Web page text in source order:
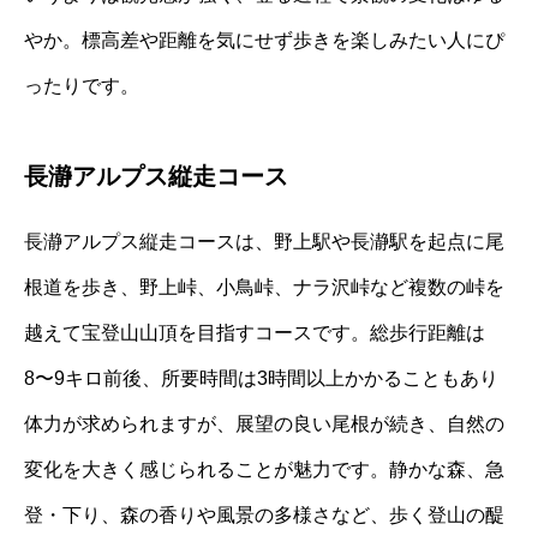
やか。標高差や距離を気にせず歩きを楽しみたい人にぴ
ったりです。
長瀞アルプス縦走コース
長瀞アルプス縦走コースは、野上駅や長瀞駅を起点に尾
根道を歩き、野上峠、小鳥峠、ナラ沢峠など複数の峠を
越えて宝登山山頂を目指すコースです。総歩行距離は
8〜9キロ前後、所要時間は3時間以上かかることもあり
体力が求められますが、展望の良い尾根が続き、自然の
変化を大きく感じられることが魅力です。静かな森、急
登・下り、森の香りや風景の多様さなど、歩く登山の醍